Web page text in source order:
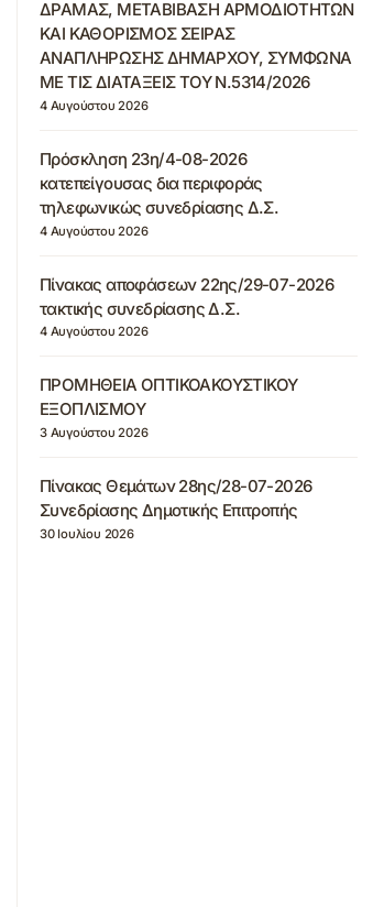
ΔΡΑΜΑΣ, ΜΕΤΑΒΙΒΑΣΗ ΑΡΜΟΔΙΟΤΗΤΩΝ
ΚΑΙ ΚΑΘΟΡΙΣΜΟΣ ΣΕΙΡΑΣ
ΑΝΑΠΛΗΡΩΣΗΣ ΔΗΜΑΡΧΟΥ, ΣΥΜΦΩΝΑ
ΜΕ ΤΙΣ ΔΙΑΤΑΞΕΙΣ ΤΟΥ Ν.5314/2026
4 Αυγούστου 2026
Πρόσκληση 23η/4-08-2026
κατεπείγουσας δια περιφοράς
τηλεφωνικώς συνεδρίασης Δ.Σ.
4 Αυγούστου 2026
Πίνακας αποφάσεων 22ης/29-07-2026
τακτικής συνεδρίασης Δ.Σ.
4 Αυγούστου 2026
ΠΡΟΜΗΘΕΙΑ ΟΠΤΙΚΟΑΚΟΥΣΤΙΚΟΥ
ΕΞΟΠΛΙΣΜΟΥ
3 Αυγούστου 2026
Πίνακας Θεμάτων 28ης/28-07-2026
Συνεδρίασης Δημοτικής Επιτροπής
30 Ιουλίου 2026